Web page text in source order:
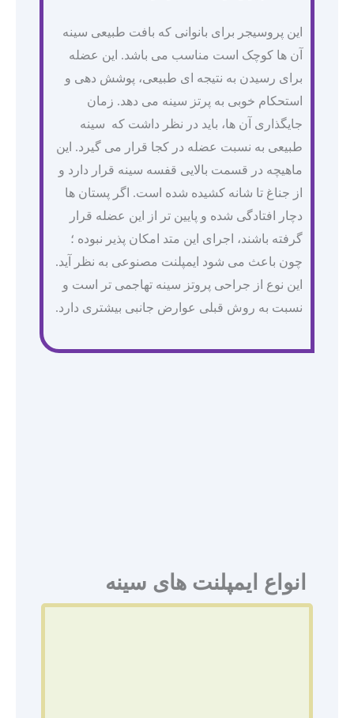
این پروسیجر برای بانوانی که بافت طبیعی سینه
آن ها کوچک است مناسب می باشد. این عضله
برای رسیدن به نتیجه ای طبیعی، پوشش دهی و
استحکام خوبی به پرتز سینه می دهد. زمان
جایگذاری آن ها، باید در نظر داشت که سینه
طبیعی به نسبت عضله در کجا قرار می گیرد. این
ماهیچه در قسمت بالایی قفسه سینه قرار دارد و
از جناغ تا شانه کشیده شده است. اگر پستان ها
دچار افتادگی شده و پایین تر از این عضله قرار
گرفته باشند، اجرای این متد امکان پذیر نبوده ؛
چون باعث می شود ایمپلنت مصنوعی به نظر آید.
این نوع از جراحی پروتز سینه تهاجمی تر است و
نسبت به روش قبلی عوارض جانبی بیشتری دارد.
انواع ایمپلنت های سینه